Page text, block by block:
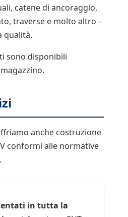
catene di ancoraggio,
traverse e molto altro -
qualità.
sono disponibili
anche costruzione
conformi alle normative
in tutta la